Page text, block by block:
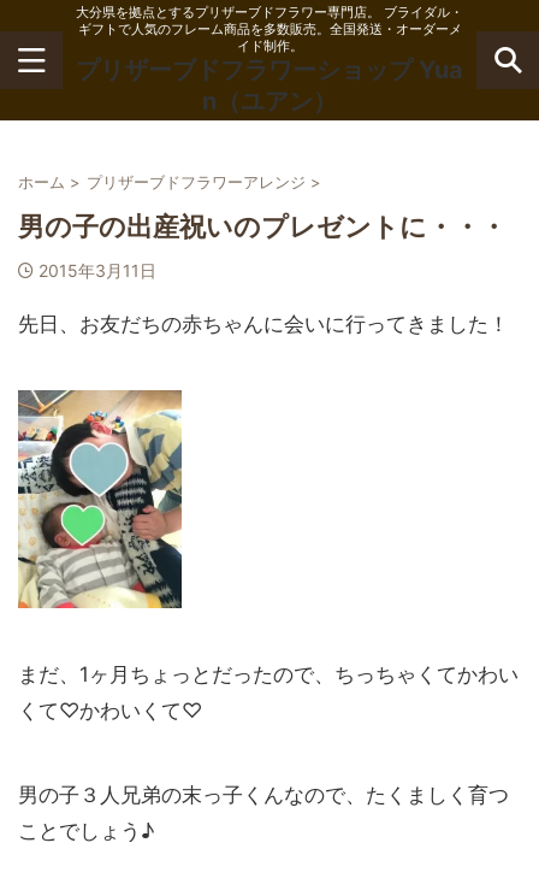
大分県を拠点とするプリザーブドフラワー専門店。 ブライダル・
ギフトで人気のフレーム商品を多数販売。全国発送・オーダーメ
イド制作。
プリザーブドフラワーショップ Yua
n（ユアン）
ホーム > プリザーブドフラワーアレンジ >
男の子の出産祝いのプレゼントに・・・
2015年3月11日
先日、お友だちの赤ちゃんに会いに行ってきました！
まだ、1ヶ月ちょっとだったので、ちっちゃくてかわい
くて♡かわいくて♡
男の子３人兄弟の末っ子くんなので、たくましく育つ
ことでしょう♪